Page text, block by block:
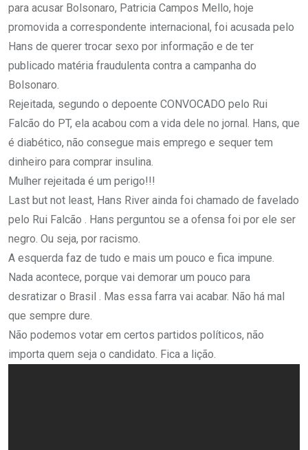
para acusar Bolsonaro, Patricia Campos Mello, hoje
promovida a correspondente internacional, foi acusada pelo
Hans de querer trocar sexo por informação e de ter
publicado matéria fraudulenta contra a campanha do
Bolsonaro.
Rejeitada, segundo o depoente CONVOCADO pelo Rui
Falcão do PT, ela acabou com a vida dele no jornal. Hans, que
é diabético, não consegue mais emprego e sequer tem
dinheiro para comprar insulina.
Mulher rejeitada é um perigo!!!
Last but not least, Hans River ainda foi chamado de favelado
pelo Rui Falcão . Hans perguntou se a ofensa foi por ele ser
negro. Ou seja, por racismo.
A esquerda faz de tudo e mais um pouco e fica impune.
Nada acontece, porque vai demorar um pouco para
desratizar o Brasil . Mas essa farra vai acabar. Não há mal
que sempre dure.
Não podemos votar em certos partidos políticos, não
importa quem seja o candidato. Fica a lição.